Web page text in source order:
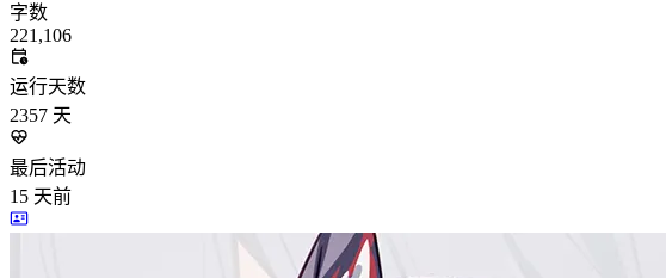
字数
221,106
运行天数
2357 天
最后活动
15 天前